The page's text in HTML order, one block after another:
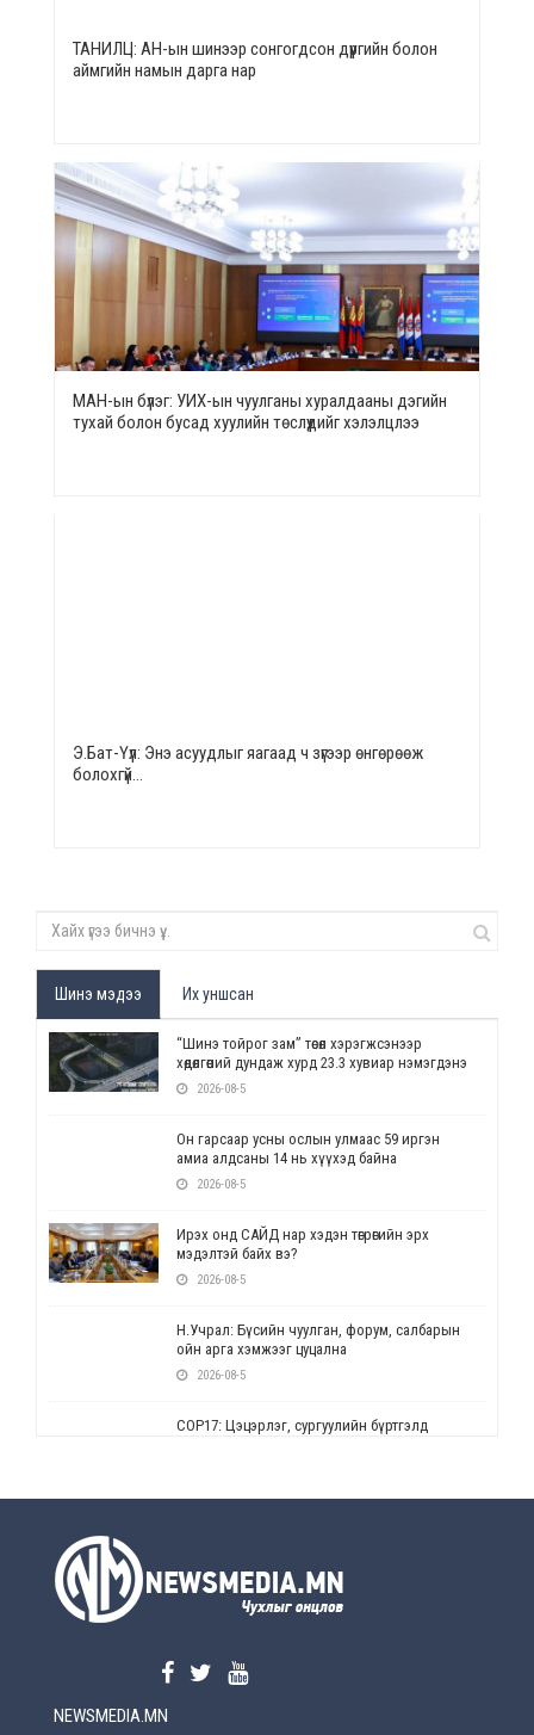
ТАНИЛЦ: АН-ын шинээр сонгогдсон дүүргийн болон
аймгийн намын дарга нар
МАН-ын бүлэг: УИХ-ын чуулганы хуралдааны дэгийн
тухай болон бусад хуулийн төслүүдийг хэлэлцлээ
Э.Бат-Үүл: Энэ асуудлыг яагаад ч зүгээр өнгөрөөж
болохгүй…
Шинэ мэдээ Их уншсан
“Шинэ тойрог зам” төсөл хэрэгжсэнээр
хөдөлгөөний дундаж хурд 23.3 хувиар нэмэгдэнэ
2026-08-5
Он гарсаар усны ослын улмаас 59 иргэн
амиа алдсаны 14 нь хүүхэд байна
2026-08-5
Ирэх онд САЙД нар хэдэн төгрөгийн эрх
мэдэлтэй байх вэ?
2026-08-5
Н.Учрал: Бүсийн чуулган, форум, салбарын
ойн арга хэмжээг цуцална
2026-08-5
СОР17: Цэцэрлэг, сургуулийн бүртгэлд
2026-08-5
2026-08-5
NEWSMEDIA.MN